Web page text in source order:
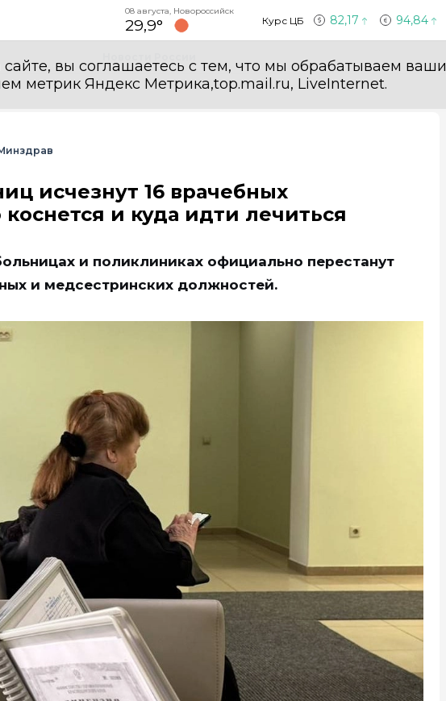
08 августа, Новороссийск
29,9° Курс ЦБ 82,17 94,84
сайте, вы соглашаетесь с тем, что мы обрабатываем ваши
метрик Яндекс Метрика,top.mail.ru, LiveInternet.
исчезнут 16 врачебных
и куда идти лечиться
и поликлиниках официально перестанут
и медсестринских должностей.